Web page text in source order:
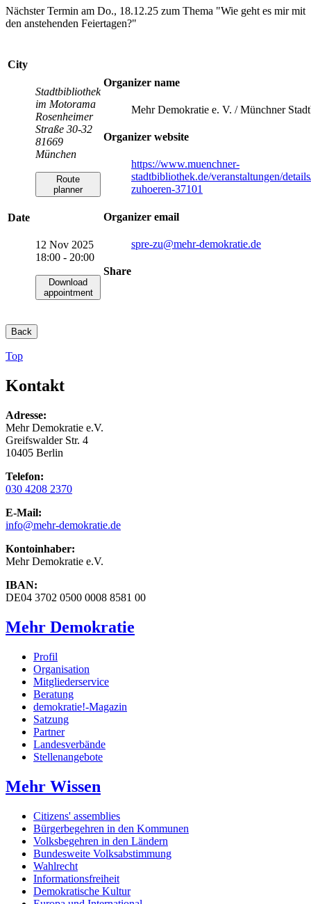
Nächster Termin am Do., 18.12.25 zum Thema "Wie geht es mir mit
den anstehenden Feiertagen?"
City
Stadtbibliothek
im Motorama
Rosenheimer
Straße 30-32
81669
München
Route
planner
Date
12 Nov 2025
18:00 - 20:00
Download
appointment
Organizer name
Mehr Demokratie e. V. / Münchner
Organizer website
https://www.muenchner-
stadtbibliothek.de/veranstaltungen/
zuhoeren-37101
Organizer email
spre-zu@mehr-demokratie.de
Share
Back
Top
Kontakt
Adresse:
Mehr Demokratie e.V.
Greifswalder Str. 4
10405 Berlin
Telefon:
030 4208 2370
E-Mail:
info@mehr-demokratie.de
Kontoinhaber:
Mehr Demokratie e.V.
IBAN:
DE04 3702 0500 0008 8581 00
Mehr Demokratie
Profil
Organisation
Mitgliederservice
Beratung
demokratie!-Magazin
Satzung
Partner
Landesverbände
Stellenangebote
Mehr Wissen
Citizens' assemblies
Bürgerbegehren in den Kommunen
Volksbegehren in den Ländern
Bundesweite Volksabstimmung
Wahlrecht
Informationsfreiheit
Demokratische Kultur